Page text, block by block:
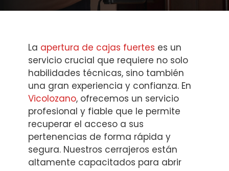
La apertura de cajas fuertes es un
servicio crucial que requiere no solo
habilidades técnicas, sino también
una gran experiencia y confianza. En
Vicolozano, ofrecemos un servicio
profesional y fiable que le permite
recuperar el acceso a sus
pertenencias de forma rápida y
segura. Nuestros cerrajeros están
altamente capacitados para abrir